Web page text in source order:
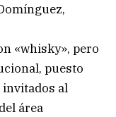
«whisky», pero
puesto
invitados al
área